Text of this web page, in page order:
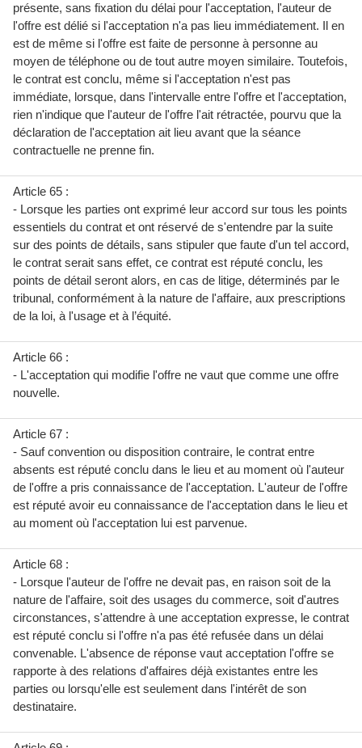
présente, sans fixation du délai pour l'acceptation, l'auteur de
l'offre est délié si l'acceptation n'a pas lieu immédiatement. Il en
est de même si l'offre est faite de personne à personne au
moyen de téléphone ou de tout autre moyen similaire. Toutefois,
le contrat est conclu, même si l'acceptation n'est pas
immédiate, lorsque, dans l'intervalle entre l'offre et l'acceptation,
rien n'indique que l'auteur de l'offre l'ait rétractée, pourvu que la
déclaration de l'acceptation ait lieu avant que la séance
contractuelle ne prenne fin.
Article 65 :
- Lorsque les parties ont exprimé leur accord sur tous les points
essentiels du contrat et ont réservé de s'entendre par la suite
sur des points de détails, sans stipuler que faute d'un tel accord,
le contrat serait sans effet, ce contrat est réputé conclu, les
points de détail seront alors, en cas de litige, déterminés par le
tribunal, conformément à la nature de l'affaire, aux prescriptions
de la loi, à l'usage et à l’équité.
Article 66 :
- L'acceptation qui modifie l'offre ne vaut que comme une offre
nouvelle.
Article 67 :
- Sauf convention ou disposition contraire, le contrat entre
absents est réputé conclu dans le lieu et au moment où l'auteur
de l'offre a pris connaissance de l'acceptation. L'auteur de l'offre
est réputé avoir eu connaissance de l'acceptation dans le lieu et
au moment où l'acceptation lui est parvenue.
Article 68 :
- Lorsque l'auteur de l'offre ne devait pas, en raison soit de la
nature de l'affaire, soit des usages du commerce, soit d'autres
circonstances, s'attendre à une acceptation expresse, le contrat
est réputé conclu si l'offre n'a pas été refusée dans un délai
convenable. L'absence de réponse vaut acceptation l'offre se
rapporte à des relations d'affaires déjà existantes entre les
parties ou lorsqu'elle est seulement dans l'intérêt de son
destinataire.